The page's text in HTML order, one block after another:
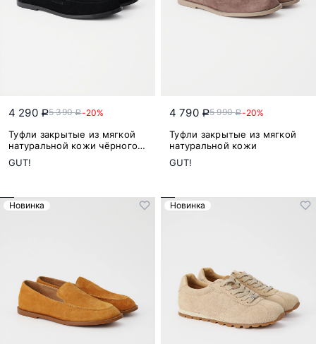
4 290 a5 390a-20%
Туфли закрытые из мягкой
натуральной кожи чёрного
цвета
GUT!
4 790 a5 990a-20%
Туфли закрытые из мягкой
натуральной кожи
GUT!
Новинка Новинка